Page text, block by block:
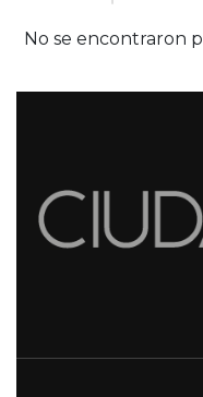
No se encontraron